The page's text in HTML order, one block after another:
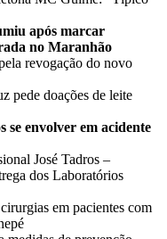
após marcar
no Maranhão
revogação do novo
pede doações de leite
se envolver em acidente
José Tadros –
dos Laboratórios
em pacientes com